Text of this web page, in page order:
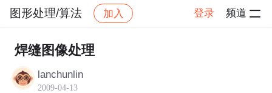
图形处理/算法 加入 登录 频道
社区 图形处理/算法
焊缝图像处理
lanchunlin
2009-04-13